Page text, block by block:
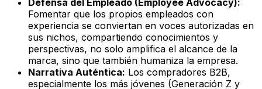
Defensa del Empleado (Employee Advocacy):
Fomentar que los propios empleados con
experiencia se conviertan en voces autorizadas en
sus nichos, compartiendo conocimientos y
perspectivas, no solo amplifica el alcance de la
marca, sino que también humaniza la empresa.
Narrativa Auténtica: Los compradores B2B,
especialmente los más jóvenes (Generación Z y